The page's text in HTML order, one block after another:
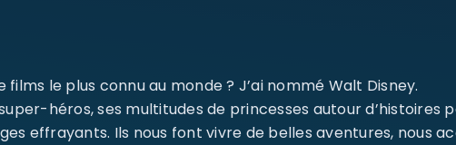
le plus connu au monde ? J’ai nommé Walt Disney.
héros, ses multitudes de princesses autour
effrayants. Ils nous font vivre de belles aventures, nous